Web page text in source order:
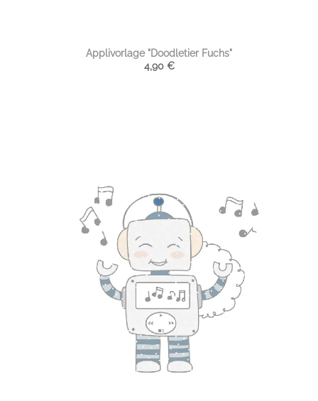
Applivorlage "Doodletier Fuchs"
4,90 €